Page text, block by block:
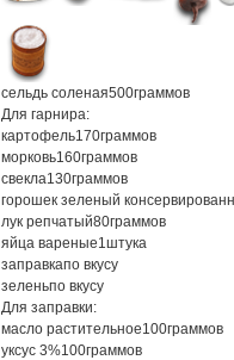
сельдь соленая500граммов
Для гарнира:
картофель170граммов
морковь160граммов
свекла130граммов
горошек зеленый
лук репчатый80граммов
яйца вареные1штука
заправкапо вкусу
зеленьпо вкусу
Для заправки:
масло растительное100граммов
уксус 3%100граммов